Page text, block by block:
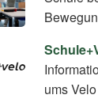
ums